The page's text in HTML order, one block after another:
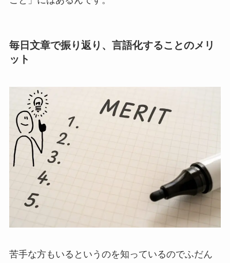
毎日文章で振り返り、言語化することのメリ
ット
苦手な方もいるというのを知っているのでふだん